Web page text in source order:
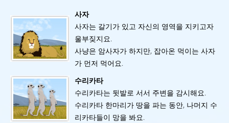
사자
사자는 갈기가 있고 자신의 영역을 지키고자
울부짖지요.
사냥은 암사자가 하지만, 잡아온 먹이는 사자
가 먼저 먹어요.
수리카타
수리카타는 뒷발로 서서 주변을 감시해요.
수리카타 한마리가 땅을 파는 동안, 나머지 수
리카타들이 망을 봐요.